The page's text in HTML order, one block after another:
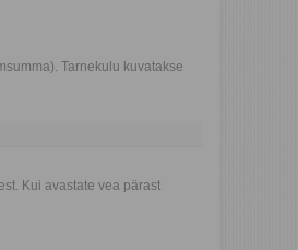
Tarnekulu kuvatakse
Kui avastate vea pärast